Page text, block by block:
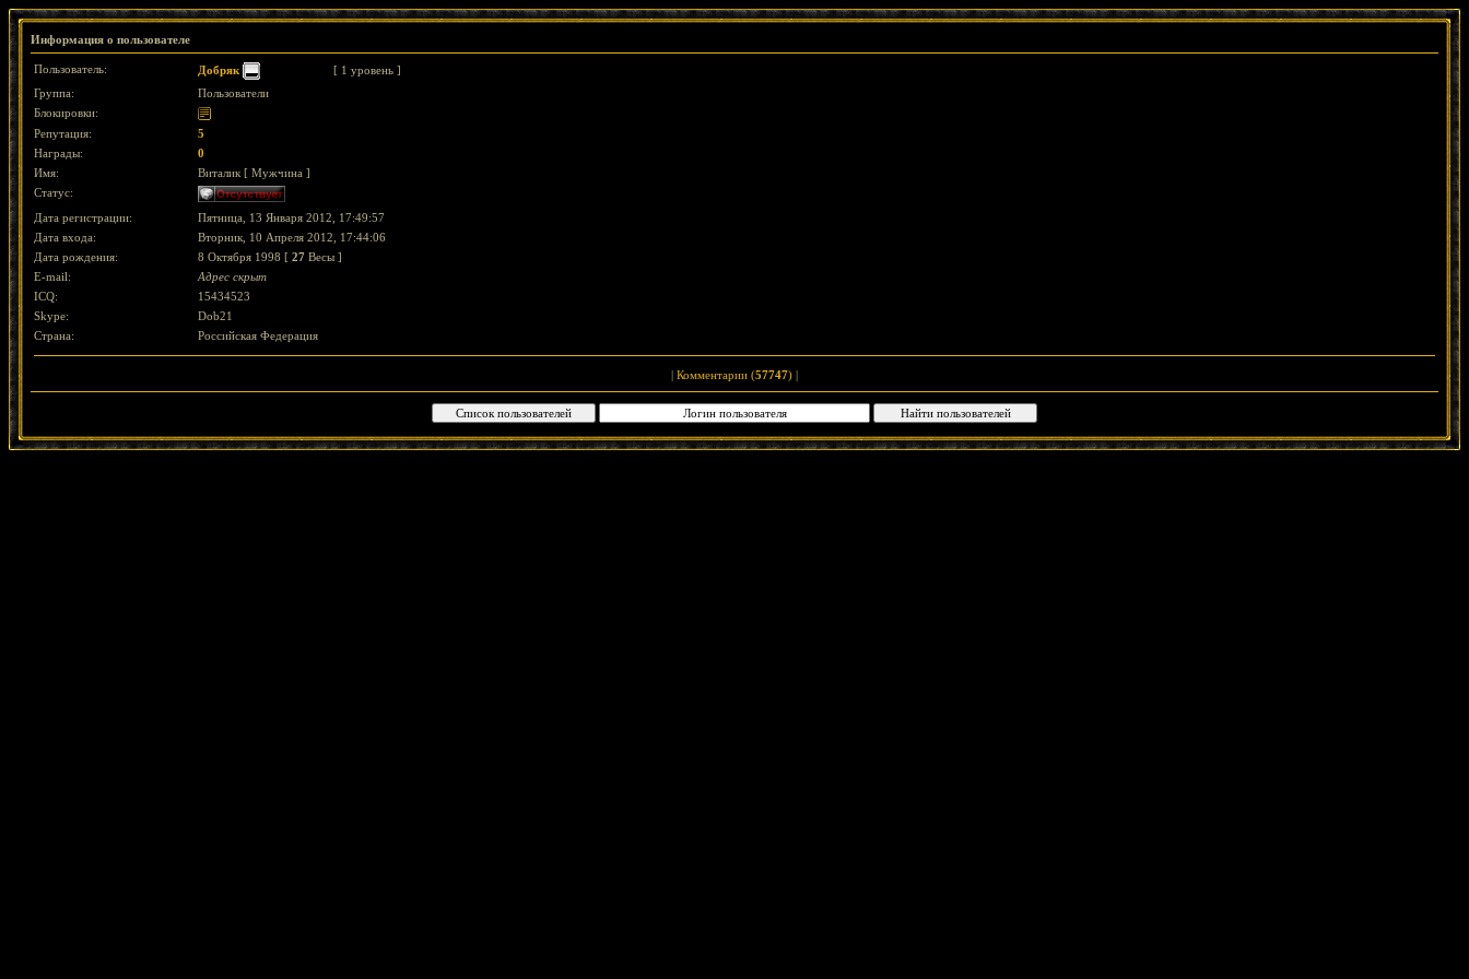
Информация о пользователе
Пользователь: Добряк
[ 1 уровень ]
Группа:
Пользователи
Блокировки:
Репутация:
5
Награды:
0
Имя:
Виталик [ Мужчина ]
Статус:
Дата регистрации:
Пятница, 13 Января 2012, 17:49:57
Дата входа:
Вторник, 10 Апреля 2012, 17:44:06
Дата рождения:
8 Октября 1998 [ 27 Весы ]
E-mail:
Адрес скрыт
ICQ:
15434523
Skype:
Dob21
Страна:
Российская Федерация
Комментарии (57747)